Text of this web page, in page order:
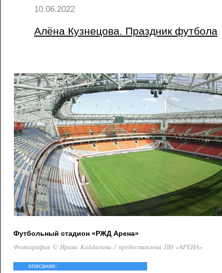
10.06.2022
Алёна Кузнецова. Праздник футбола
Футбольный стадион «РЖД Арена»
Фотография © Ирина Кайдалина / предоставлена ПИ «АРЕНА»
описание: